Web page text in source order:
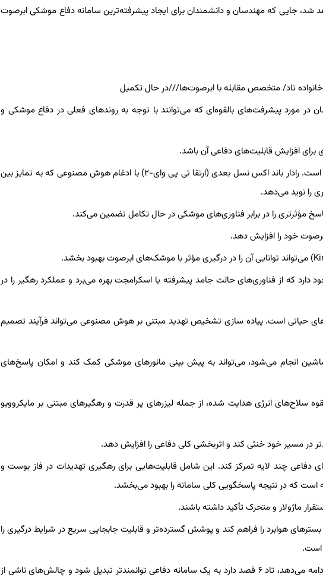
شد، جایی که مهندسان و دانشمندان برای ایجاد پیشرفته‌ترین سامانه دفاع موشکی ابرصوت
کارشناسان در مورد پیشرفت‌های بالقوه‌ای که می‌توانند با توجه به روندهای فعلی در دفاع موشکی و
معرفی سامانه‌های راداری و ردیابی پیشرفته یک مساله مهم است. رادار باند اکس نسل بعدی (ارتقا تی پی وای-۲) با ادغام هوش مصنوعی که به تمایز بین
را نوید می‌دهد.
مؤثرتری را در برابر فناوری‌های موشکی در حال تکامل تضمین می‌کند.
دارد که از فناوری‌های حالت جامد پیشرفته یا اسکرامجت بهره می‌برد و عملکرد رهگیر را در
حیاتی است. پیاده سازی تشخیص تهدید مبتنی بر هوش مصنوعی می‌تواند فرآیند تصمیم
انجام می‌شود، می‌تواند به پیش بینی مانورهای موشکی کمک کند و امکان پاسخ‌های
تاد ۶ می‌تواند گنجاندن بالقوه سلاح‌های انرژی هدایت شده، از جمله لیزرهای پر قدرت و رهگیرهای مبتنی بر مایکروویو
در مسیر خود خنثی کند و اثربخشی کلی دفاعی را افزایش دهد.
و راهبردهای دفاعی چند لایه تمرکز کند. این شامل قابلیت‌هایی برای رهگیری تهدیدات در فاز بوست و
که در نتیجه پاسخگویی کلی سامانه را بهبود می‌بخشد.
ماژولار و متحرک تأکید داشته باشند.
بسترهای هوابرد را فراهم کند و پوشش گسترده‌تر و قابلیت جابجایی سریع در شرایط درگیری را
است.
همانطور که چشم انداز تهدیدات بین المللی به تکامل خود ادامه می‌دهد، تاد ۶ قصد دارد به یک سامانه دفاعی توانمندتر تبدیل شود و چالش‌های ناشی از